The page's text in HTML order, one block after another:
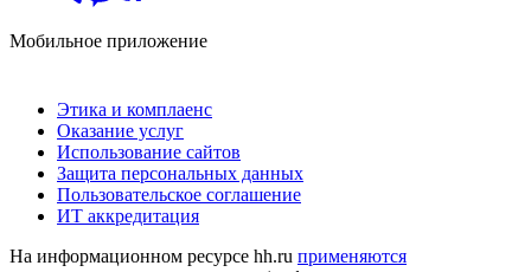
Мобильное приложение
Этика и комплаенс
Оказание услуг
Использование сайтов
Защита персональных данных
Пользовательское соглашение
ИТ аккредитация
На информационном ресурсе hh.ru применяются